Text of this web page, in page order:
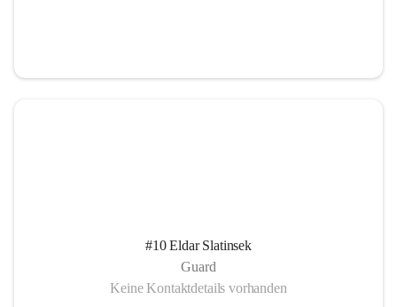
#10 Eldar Slatinsek
Guard
Keine Kontaktdetails vorhanden